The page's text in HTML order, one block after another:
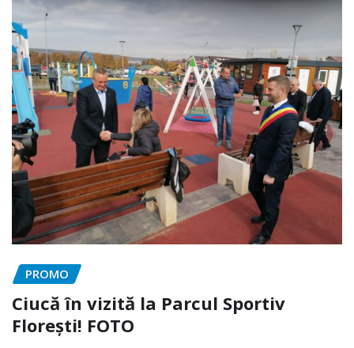
PROMO
Ciucă în vizită la Parcul Sportiv
Florești! FOTO